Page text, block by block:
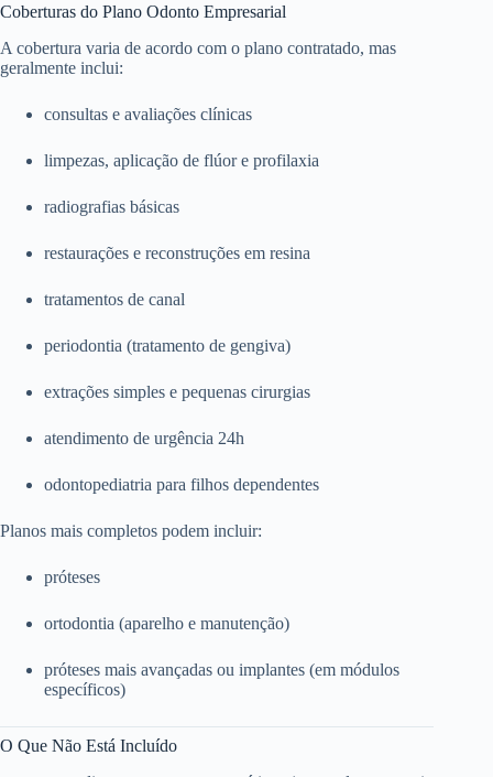
Coberturas do Plano Odonto Empresarial
A cobertura varia de acordo com o plano contratado, mas
geralmente inclui:
consultas e avaliações clínicas
limpezas, aplicação de flúor e profilaxia
radiografias básicas
restaurações e reconstruções em resina
tratamentos de canal
periodontia (tratamento de gengiva)
extrações simples e pequenas cirurgias
atendimento de urgência 24h
odontopediatria para filhos dependentes
Planos mais completos podem incluir:
próteses
ortodontia (aparelho e manutenção)
próteses mais avançadas ou implantes (em módulos
específicos)
O Que Não Está Incluído